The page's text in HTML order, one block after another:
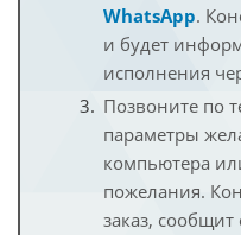
WhatsApp.
и будет
исполнения
Позвоните по
параметры
компьютера
пожелания.
заказ, сообщит